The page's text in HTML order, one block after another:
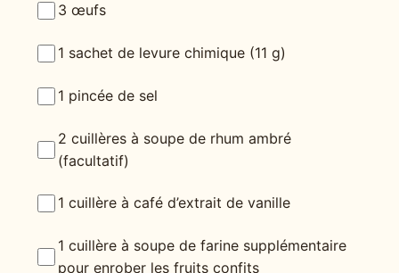
3 œufs
1 sachet de levure chimique (11 g)
1 pincée de sel
2 cuillères à soupe de rhum ambré
(facultatif)
1 cuillère à café d’extrait de vanille
1 cuillère à soupe de farine supplémentaire
pour enrober les fruits confits